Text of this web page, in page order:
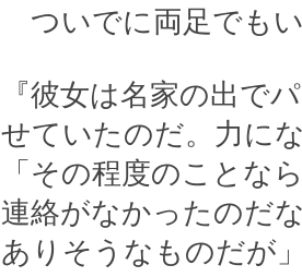
ついでに両足でも
『彼女は名家の出で
せていたのだ。力に
「その程度のこと
連絡がなかったのだ
ありそうなものだが